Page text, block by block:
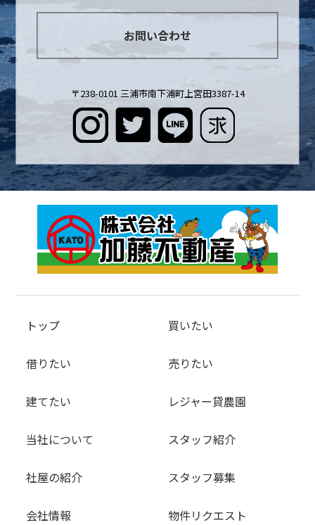
お問い合わせ
〒238-0101 三浦市南下浦町上宮田3387-14
トップ 買いたい
借りたい 売りたい
建てたい レジャー貸農園
当社について スタッフ紹介
社屋の紹介 スタッフ募集
会社情報 物件リクエスト